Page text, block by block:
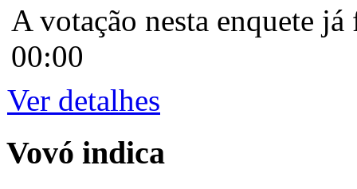
A votação nesta enquete
00:00
Ver detalhes
Vovó indica